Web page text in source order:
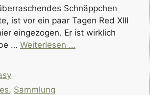
Schnäppchen
ist vor ein paar Tagen Red XIII
eingezogen. Er ist wirklich
… Weiterlesen …
, Sammlung